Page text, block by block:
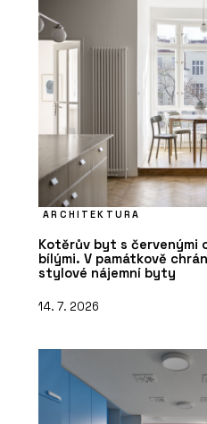
ARCHITEKTURA
Kotěrův byt s červenými
bílými. V památkově
stylové nájemní byty
14. 7. 2026